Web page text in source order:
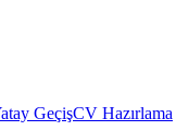
GeçişCV Hazırlama